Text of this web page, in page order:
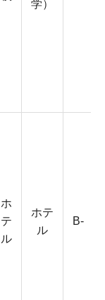
学）
ホ
テ
ル
ホテ
ル
B-